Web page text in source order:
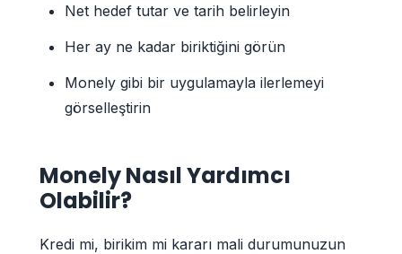
Net hedef tutar ve tarih belirleyin
Her ay ne kadar biriktiğini görün
Monely gibi bir uygulamayla ilerlemeyi
görselleştirin
Monely Nasıl Yardımcı
Olabilir?
Kredi mi, birikim mi kararı mali durumunuzun